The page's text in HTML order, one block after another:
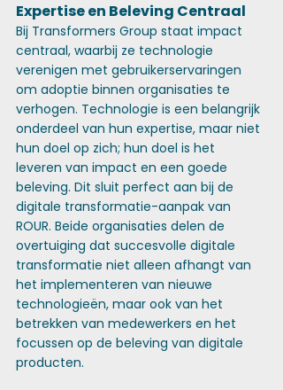
Expertise en Beleving Centraal
Bij Transformers Group staat impact
centraal, waarbij ze technologie
verenigen met gebruikerservaringen
om adoptie binnen organisaties te
verhogen. Technologie is een belangrijk
onderdeel van hun expertise, maar niet
hun doel op zich; hun doel is het
leveren van impact en een goede
beleving. Dit sluit perfect aan bij de
digitale transformatie-aanpak van
ROUR. Beide organisaties delen de
overtuiging dat succesvolle digitale
transformatie niet alleen afhangt van
het implementeren van nieuwe
technologieën, maar ook van het
betrekken van medewerkers en het
focussen op de beleving van digitale
producten.